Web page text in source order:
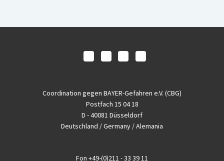
Coordination gegen BAYER-Gefahren e.V. (CBG)
Postfach 15 04 18
D - 40081 Düsseldorf
Deutschland / Germany / Alemania
Fon +49-(0)211 - 33 39 11